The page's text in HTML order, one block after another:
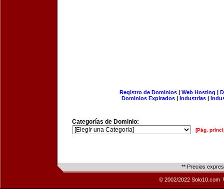
Registro de Dominios| Web Hosting |
Dominios Expirados | Industrias |
Categorías de Dominio:
[Pág.
** Precios
© 2002/2022 Solo10.com